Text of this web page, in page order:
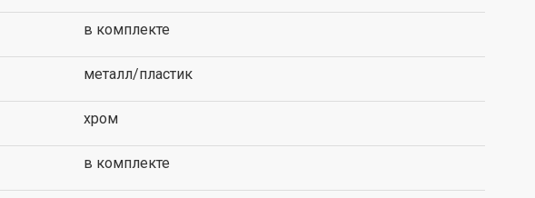
в комплекте
металл/пластик
хром
в комплекте